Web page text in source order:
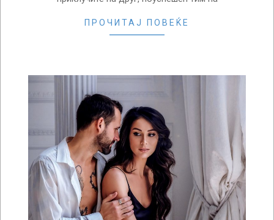
ПРОЧИТАЈ ПОВЕЌЕ